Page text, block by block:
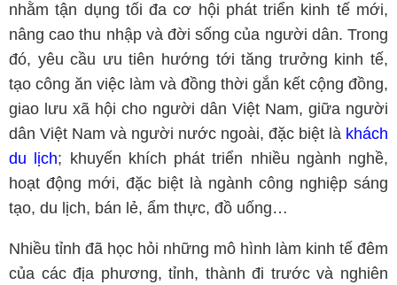
nhằm tận dụng tối đa cơ hội phát triển kinh tế mới,
nâng cao thu nhập và đời sống của người dân. Trong
đó, yêu cầu ưu tiên hướng tới tăng trưởng kinh tế,
tạo công ăn việc làm và đồng thời gắn kết cộng đồng,
giao lưu xã hội cho người dân Việt Nam, giữa người
dân Việt Nam và người nước ngoài, đặc biệt là khách
du lịch; khuyến khích phát triển nhiều ngành nghề,
hoạt động mới, đặc biệt là ngành công nghiệp sáng
tạo, du lịch, bán lẻ, ẩm thực, đồ uống…
Nhiều tỉnh đã học hỏi những mô hình làm kinh tế đêm
của các địa phương, tỉnh, thành đi trước và nghiên